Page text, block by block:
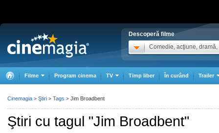
Descoperă filme
Comedie, acţiune, dramă,
Filme Program cinema TV Timp liber În curând Trailer
Ştiri cu tagul "Jim Broadbent"
Cinemagia > Ştiri > Tags > Jim Broadbent